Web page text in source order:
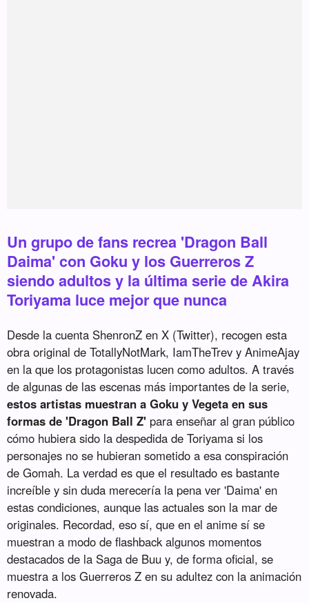
Un grupo de fans recrea 'Dragon Ball
Daima' con Goku y los Guerreros Z
siendo adultos y la última serie de Akira
Toriyama luce mejor que nunca
Desde la cuenta ShenronZ en X (Twitter), recogen esta
obra original de TotallyNotMark, IamTheTrev y AnimeAjay
en la que los protagonistas lucen como adultos. A través
de algunas de las escenas más importantes de la serie,
estos artistas muestran a Goku y Vegeta en sus
formas de 'Dragon Ball Z' para enseñar al gran público
cómo hubiera sido la despedida de Toriyama si los
personajes no se hubieran sometido a esa conspiración
de Gomah. La verdad es que el resultado es bastante
increíble y sin duda merecería la pena ver 'Daima' en
estas condiciones, aunque las actuales son la mar de
originales. Recordad, eso sí, que en el anime sí se
muestran a modo de flashback algunos momentos
destacados de la Saga de Buu y, de forma oficial, se
muestra a los Guerreros Z en su adultez con la animación
renovada.